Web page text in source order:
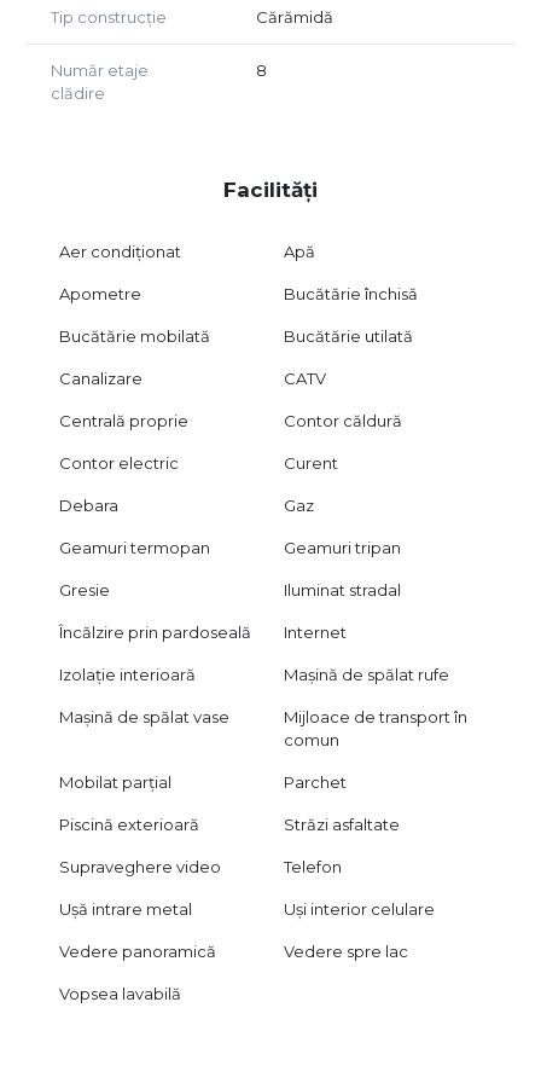
Tip construcție Cărămidă
Număr etaje
clădire
8
Facilități
Aer condiționat Apă
Apometre Bucătărie închisă
Bucătărie mobilată Bucătărie utilată
Canalizare CATV
Centrală proprie Contor căldură
Contor electric Curent
Debara Gaz
Geamuri termopan Geamuri tripan
Gresie Iluminat stradal
Încălzire prin pardoseală Internet
Izolație interioară Mașină de spălat rufe
Mașină de spălat vase
Mijloace de transport în
comun
Mobilat parțial Parchet
Piscină exterioară Străzi asfaltate
Supraveghere video Telefon
Ușă intrare metal Uși interior celulare
Vedere panoramică Vedere spre lac
Vopsea lavabilă